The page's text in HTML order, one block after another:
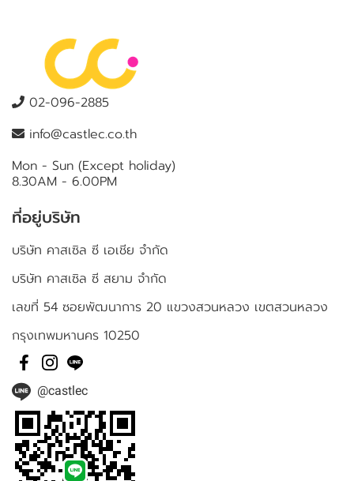
02-096-2885
info@castlec.co.th
Mon - Sun (Except holiday)
8.30AM - 6.00PM
ที่อยู่บริษัท
บริษัท คาสเซิล ซี เอเชีย จำกัด
บริษัท คาสเซิล ซี สยาม จำกัด
เลขที่ 54 ซอยพัฒนาการ 20 แขวงสวนหลวง เขตสวนหลวง
กรุงเทพมหานคร 10250
@castlec